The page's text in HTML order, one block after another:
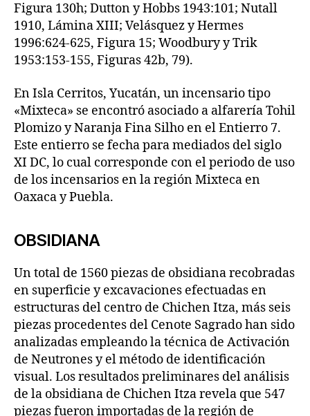
Figura 130h; Dutton y Hobbs 1943:101; Nutall
1910, Lámina XIII; Velásquez y Hermes
1996:624-625, Figura 15; Woodbury y Trik
1953:153-155, Figuras 42b, 79).
En Isla Cerritos, Yucatán, un incensario tipo
«Mixteca» se encontró asociado a alfarería Tohil
Plomizo y Naranja Fina Silho en el Entierro 7.
Este entierro se fecha para mediados del siglo
XI DC, lo cual corresponde con el periodo de uso
de los incensarios en la región Mixteca en
Oaxaca y Puebla.
OBSIDIANA
Un total de 1560 piezas de obsidiana recobradas
en superficie y excavaciones efectuadas en
estructuras del centro de Chichen Itza, más seis
piezas procedentes del Cenote Sagrado han sido
analizadas empleando la técnica de Activación
de Neutrones y el método de identificación
visual. Los resultados preliminares del análisis
de la obsidiana de Chichen Itza revela que 547
piezas fueron importadas de la región de